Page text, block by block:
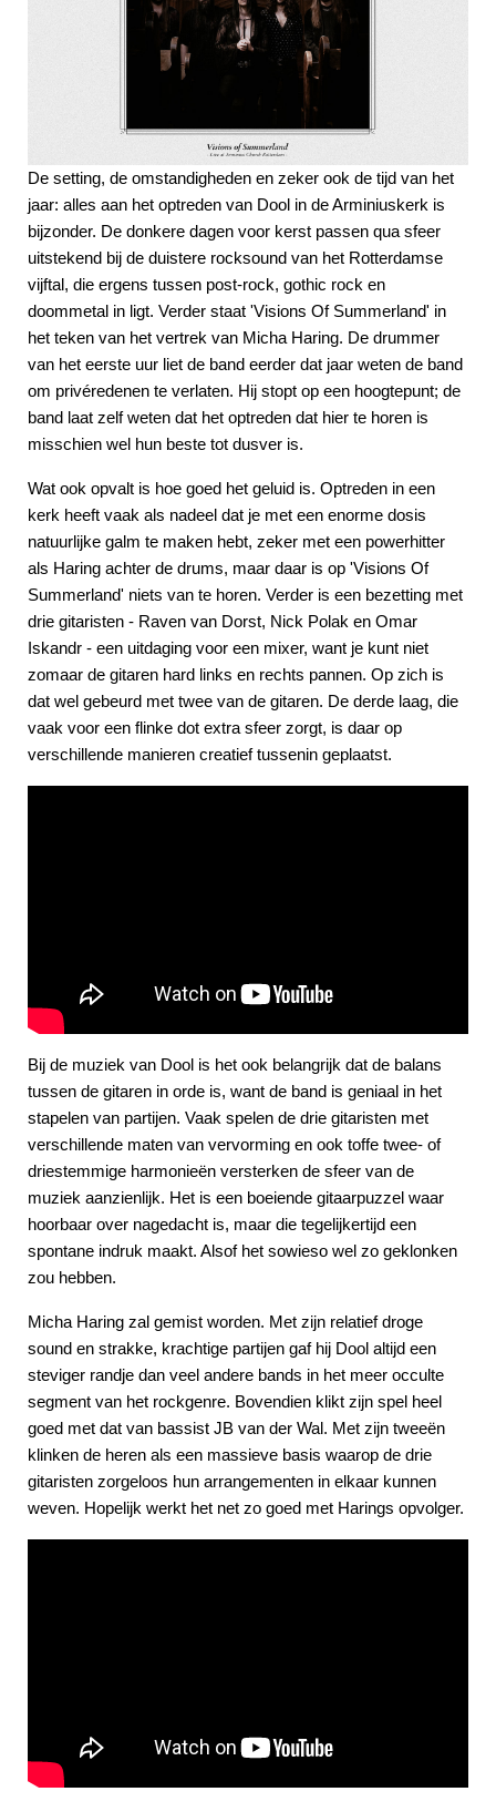
De setting, de omstandigheden en zeker ook de tijd van het
jaar: alles aan het optreden van Dool in de Arminiuskerk is
bijzonder. De donkere dagen voor kerst passen qua sfeer
uitstekend bij de duistere rocksound van het Rotterdamse
vijftal, die ergens tussen post-rock, gothic rock en
doommetal in ligt. Verder staat 'Visions Of Summerland' in
het teken van het vertrek van Micha Haring. De drummer
van het eerste uur liet de band eerder dat jaar weten de band
om privéredenen te verlaten. Hij stopt op een hoogtepunt; de
band laat zelf weten dat het optreden dat hier te horen is
misschien wel hun beste tot dusver is.
Wat ook opvalt is hoe goed het geluid is. Optreden in een
kerk heeft vaak als nadeel dat je met een enorme dosis
natuurlijke galm te maken hebt, zeker met een powerhitter
als Haring achter de drums, maar daar is op 'Visions Of
Summerland' niets van te horen. Verder is een bezetting met
drie gitaristen - Raven van Dorst, Nick Polak en Omar
Iskandr - een uitdaging voor een mixer, want je kunt niet
zomaar de gitaren hard links en rechts pannen. Op zich is
dat wel gebeurd met twee van de gitaren. De derde laag, die
vaak voor een flinke dot extra sfeer zorgt, is daar op
verschillende manieren creatief tussenin geplaatst.
Bij de muziek van Dool is het ook belangrijk dat de balans
tussen de gitaren in orde is, want de band is geniaal in het
stapelen van partijen. Vaak spelen de drie gitaristen met
verschillende maten van vervorming en ook toffe twee- of
driestemmige harmonieën versterken de sfeer van de
muziek aanzienlijk. Het is een boeiende gitaarpuzzel waar
hoorbaar over nagedacht is, maar die tegelijkertijd een
spontane indruk maakt. Alsof het sowieso wel zo geklonken
zou hebben.
Micha Haring zal gemist worden. Met zijn relatief droge
sound en strakke, krachtige partijen gaf hij Dool altijd een
steviger randje dan veel andere bands in het meer occulte
segment van het rockgenre. Bovendien klikt zijn spel heel
goed met dat van bassist JB van der Wal. Met zijn tweeën
klinken de heren als een massieve basis waarop de drie
gitaristen zorgeloos hun arrangementen in elkaar kunnen
weven. Hopelijk werkt het net zo goed met Harings opvolger.